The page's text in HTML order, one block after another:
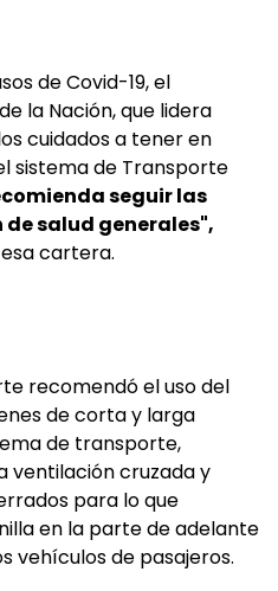
de Covid-19, el
la Nación, que lidera
cuidados a tener en
sistema de Transporte
seguir las
salud generales",
cartera.
recomendó el uso del
de corta y larga
de transporte,
ventilación cruzada y
para lo que
en la parte de adelante
vehículos de pasajeros.